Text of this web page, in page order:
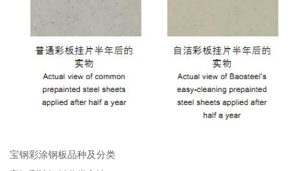
宝钢彩涂钢板品种及分类